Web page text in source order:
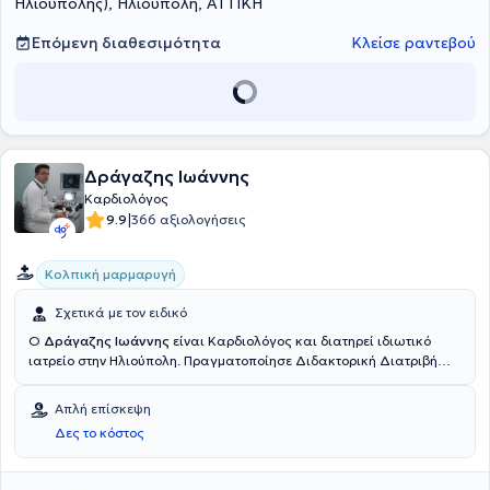
Επόμενη διαθεσιμότητα
Κλείσε ραντεβού
Δράγαζης Ιωάννης
Καρδιολόγος
9.9|366 αξιολογήσεις
Κολπική μαρμαρυγή
Σχετικά με τον ειδικό
Ο Δράγαζης Ιωάννης είναι Καρδιολόγος και διατηρεί ιδιωτικό
ιατρείο στην Ηλιούπολη. Πραγματοποίησε Διδακτορική Διατριβή
Χειρουργείου στην Πανεπιστημιακή Κλινική Μονάδα Εντατικής
Θεραπείας του Γενικού Νοσοκομείου Αθηνών "Ευαγγελισμός".
Διαθέτει πτυχίο Ιατρικής από το Εθνικό και Καποδιστριακό
Πανεπιστήμιο Αθηνών και ειδικεύτηκε στην Παθολογία, στην 1η
Απλή επίσκεψη
Δες το κόστος